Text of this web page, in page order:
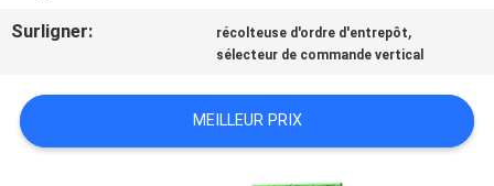
NOUS
NOUVELLES
Surligner: récolteuse d'ordre d'entrepôt,
sélecteur de commande vertical
MEILLEUR PRIX